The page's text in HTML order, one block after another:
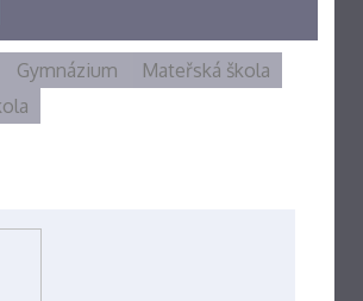
Gymnázium
Mateřská škola